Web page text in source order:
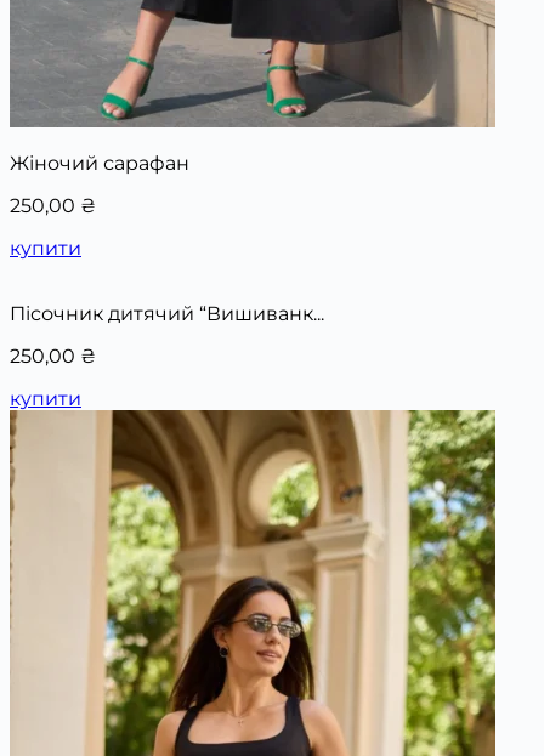
Жіночий сарафан
250,00 ₴
купити
Пісочник дитячий “Вишиванк...
250,00 ₴
купити